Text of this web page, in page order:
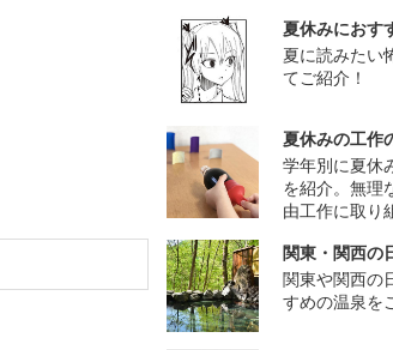
夏休みにおす
夏に読みたい
てご紹介！
夏休みの工作
学年別に夏休
を紹介。無理
由工作に取り
関東・関西の
関東や関西の
すめの温泉を